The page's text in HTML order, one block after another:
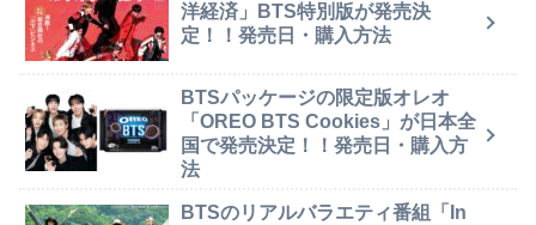
洋経済」BTS特別版が発売決
定！！発売日・購入方法
BTSパッケージの限定版オレオ
「OREO BTS Cookies」が日本全
国で発売決定！！発売日・購入方
法
BTSのリアルバラエティ番組「In